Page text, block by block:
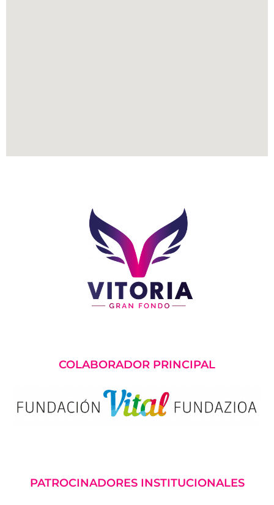
COLABORADOR PRINCIPAL
PATROCINADORES INSTITUCIONALES